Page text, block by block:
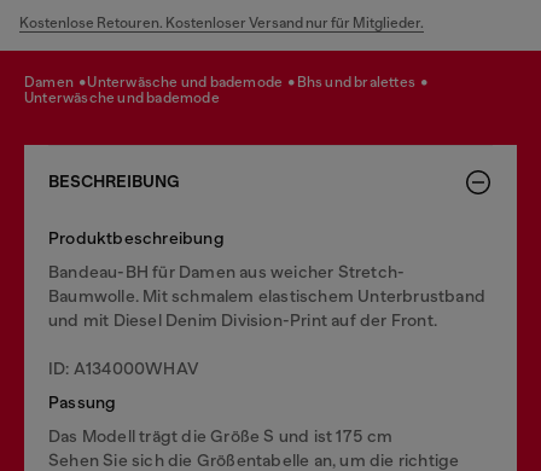
Kostenlose Retouren. Kostenloser Versand nur für Mitglieder.
damen unterwäsche und bademode
bhs und bralettes
unterwäsche und bademode
BESCHREIBUNG
Produktbeschreibung
Bandeau-BH für Damen aus weicher Stretch-
Baumwolle. Mit schmalem elastischem Unterbrustband
und mit Diesel Denim Division-Print auf der Front.
ID: A134000WHAV
Passung
Das Modell trägt die Größe S und ist 175 cm
Sehen Sie sich die Größentabelle an, um die richtige